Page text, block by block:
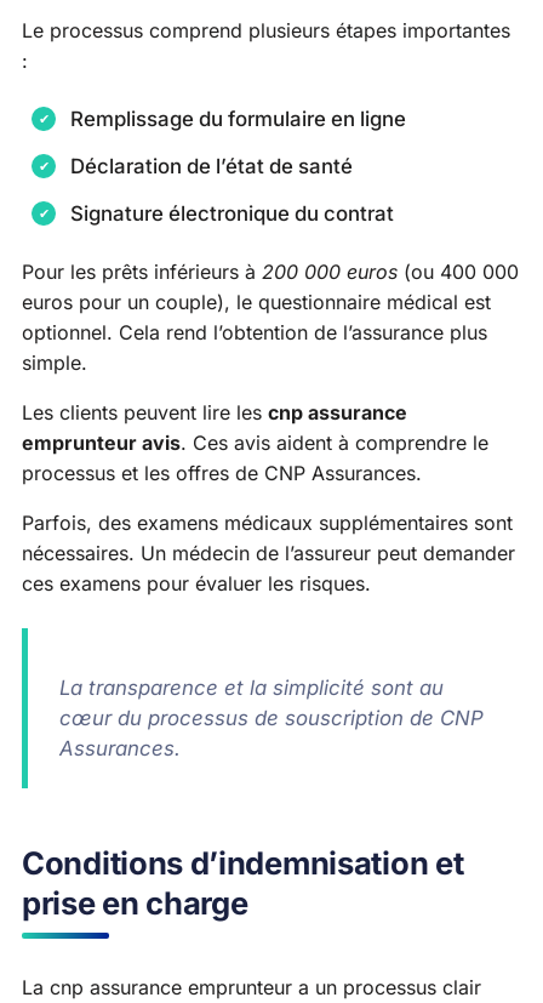
Le processus comprend plusieurs étapes importantes
:
Remplissage du formulaire en ligne
Déclaration de l’état de santé
Signature électronique du contrat
Pour les prêts inférieurs à 200 000 euros (ou 400 000
euros pour un couple), le questionnaire médical est
optionnel. Cela rend l’obtention de l’assurance plus
simple.
Les clients peuvent lire les cnp assurance
emprunteur avis. Ces avis aident à comprendre le
processus et les offres de CNP Assurances.
Parfois, des examens médicaux supplémentaires sont
nécessaires. Un médecin de l’assureur peut demander
ces examens pour évaluer les risques.
La transparence et la simplicité sont au
cœur du processus de souscription de CNP
Assurances.
Conditions d’indemnisation et
prise en charge
La cnp assurance emprunteur a un processus clair